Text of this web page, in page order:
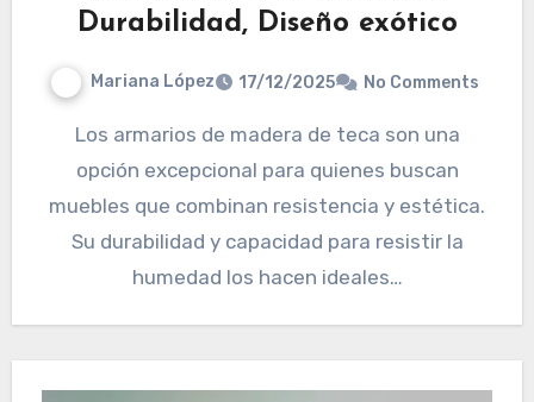
Durabilidad, Diseño exótico
Mariana López 17/12/2025 No Comments
Los armarios de madera de teca son una
opción excepcional para quienes buscan
muebles que combinan resistencia y estética.
Su durabilidad y capacidad para resistir la
humedad los hacen ideales…